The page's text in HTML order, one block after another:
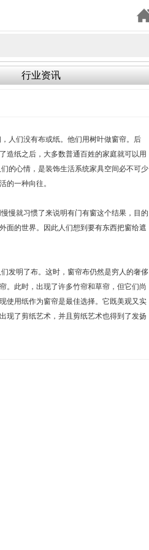
行业资讯
人们没有布或纸。他们用树叶做窗帘。后
造纸之后，大多数普通百姓的家庭就可以用
的心情，是装饰生活系统家具空间必不可少
的一种向往。
慢就习惯了来说明有门有窗这个结果，目的
面的世界。因此人们想到要有东西把窗给遮
发明了布。这时，窗帘布仍然是穷人的奢侈
。此时，出现了许多竹帘和草帘，但它们尚
使用纸作为窗帘是最佳选择。它既美观又实
现了剪纸艺术，并且剪纸艺术也得到了发扬